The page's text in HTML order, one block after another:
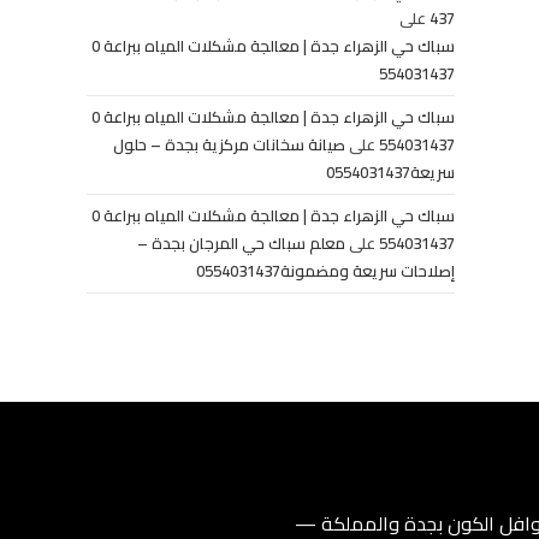
437 على
سباك حي الزهراء جدة | معالجة مشكلات المياه ببراعة 0
554031437
سباك حي الزهراء جدة | معالجة مشكلات المياه ببراعة 0
554031437علىصيانة سخانات مركزية بجدة – حلول
سريعة0554031437
سباك حي الزهراء جدة | معالجة مشكلات المياه ببراعة 0
554031437علىمعلم سباك حي المرجان بجدة –
إصلاحات سريعة ومضمونة0554031437
الكون بجدة والمملكة —